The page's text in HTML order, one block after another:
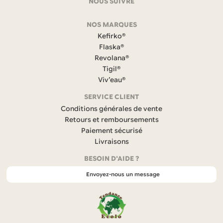
a
c
e
b
o
o
k
s
o
u
v
r
d
a
n
u
n
n
NOS MARQUES
Kefirko®
Flaska®
Revolana®
Tigil®
Viv’eau®
SERVICE CLIENT
Conditions générales de vente
Retours et remboursements
Paiement sécurisé
Livraisons
BESOIN D'AIDE ?
Envoyez-nous un message